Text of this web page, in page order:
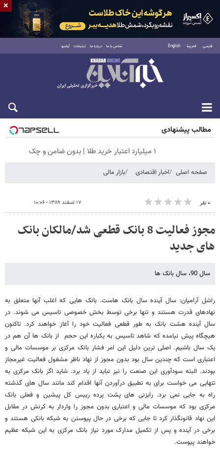
فارسی العربية English تماس با ما درباره ما تبلیغات آرشیو
شنبه ۱۷ مرداد ۱۴۰۵
مطالب پیشنهادی
۱ میلیارد اعتبار خرید طلا | بدون ضامن و چک
صفحه اصلی اخبار اقتصادی بازار مالی
۰ نفر ۱۷ اسفند ۱۳۸۹ - ۱۰:۰۶
مجوز فعالیت 8 بانک قطعی شد/مالکان بانک
های جدید
سال 90، سال بانک ها
راشل آرامیان: سال آینده سال بانک هاست. بانک هایی که اغلب آنها متعلق به
نهادهای قدرت هستند و تنها برخی توسط بخش خصوصی تاسیس می شوند. در
سال آینده هشت بانک به طور قطعی فعالیت خود را آغاز خواهند کرد. تاکنون
هیچگاه پیش نیامده که شاهد تاسیس به یکباره این حجم از بانک ها آن هم در
یک سال باشیم. اصلی ترین دلیل این امر فشار بانک مرکزی بر موسسات مالی و
اعتباری است که چندین سال بود بدون مجوز از نهاد ناظر مشغول فعالیت غیرمجاز
بودند. البته سودآوری این صنعت را نیز نباید از یاد برد. شاید اگر بانک مرکزی به
تنهایی می خواست برای به تطبیق درآوردن آنها اقدام کند مانند سال های گذشته
راه به جایی نمی برد. رایزنی های پشت پرده رییس کل پیشین و فعلی بانک
مرکزی بود که موسسات مالی و اعتباری بدون مجوز را واردار به کرنش در مقابل
این نهاد قانونگذار کرد تا جایی که برخی در حال پیوستن به شبکه بانکی هستند و
برخی در آینده و پس از تکمیل مدارک مورد نیاز بانک مرکزی به این شبکه عظیم
خواهند پیوست.
×